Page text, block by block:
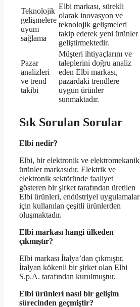
Teknolojik
gelişmelere
uyum
sağlama
Elbi markası, sürekli
olarak inovasyon ve
teknolojik gelişmeleri
takip ederek yeni ürünler
geliştirmektedir.
Pazar
analizleri
ve trend
takibi
Müşteri ihtiyaçlarını ve
taleplerini doğru analiz
eden Elbi markası,
pazardaki trendlere
uygun ürünler
sunmaktadır.
Sık Sorulan Sorular
Elbi nedir?
Elbi, bir elektronik ve elektromekanik
ürünler markasıdır. Elektrik ve
elektronik sektöründe faaliyet
gösteren bir şirket tarafından üretilen
Elbi ürünleri, endüstriyel uygulamalar
için kullanılan çeşitli ürünlerden
oluşmaktadır.
Elbi markası hangi ülkeden
çıkmıştır?
Elbi markası İtalya’dan çıkmıştır.
İtalyan kökenli bir şirket olan Elbi
S.p.A. tarafından kurulmuştur.
Elbi ürünleri nasıl bir gelişim
sürecinden geçmiştir?